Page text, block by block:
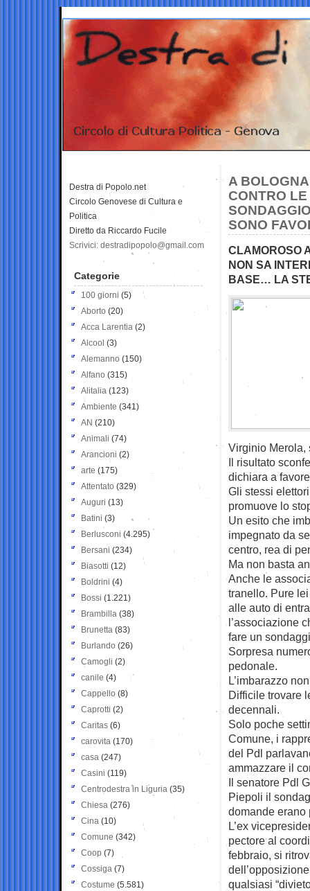
A
CONTRO
SONO
CLAMOROSO
NON SA
BASE… LA
Virginio Merola,
Il risultato
dichiara a
Gli stessi
promuove lo
Un esito che
impegnato da
centro, rea di
Ma non basta
Anche le
tranello. Pure
alle auto di
l’associazione
fare un
Sorpresa
pedonale.
L’imbarazzo
Difficile trovare
decennali.
Solo poche
Comune, i
del Pdl
ammazzare il
Il senatore Pdl
Piepoli il
domande erano
L’ex
pectore al
febbraio, si
qualsiasi
Destra di Popolo.net
Circolo Genovese di Cultura e
Politica
Diretto da Riccardo Fucile
Scrivici: destradipopolo@gmail.com
Categorie
100 giorni (5)
Aborto (20)
Acca Larentia (2)
Alcool (3)
Alemanno (150)
Alfano (315)
Alitalia (123)
Ambiente (341)
AN (210)
Animali (74)
Arancioni (2)
arte (175)
Attentato (329)
Auguri (13)
Batini (3)
Berlusconi (4.295)
Bersani (234)
Biasotti (12)
Boldrini (4)
Bossi (1.221)
Brambilla (38)
Brunetta (83)
Burlando (26)
Camogli (2)
canile (4)
Cappello (8)
Caprotti (2)
Caritas (6)
carovita (170)
casa (247)
Casini (119)
Centrodestra in Liguria (35)
Chiesa (276)
Cina (10)
Comune (342)
Coop (7)
Cossiga (7)
Costume (5.581)